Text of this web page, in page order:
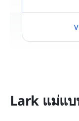
Lark แม่แบ